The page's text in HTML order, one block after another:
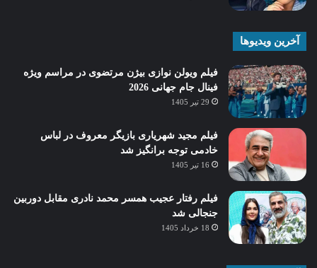
آخرین ویدیوها
فیلم ویولن نوازی بیژن مرتضوی در مراسم ویژه
فینال جام جهانی 2026
29 تیر 1405
فیلم مجید شهریاری بازیگر معروف در لباس
خادمی توجه برانگیز شد
16 تیر 1405
فیلم رفتار عجیب همسر محمد نادری مقابل دوربین
جنجالی شد
18 خرداد 1405